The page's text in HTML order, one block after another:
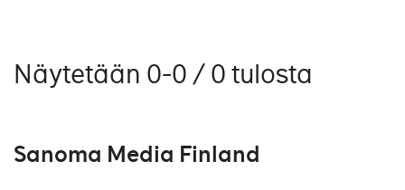
Näytetään 0-0 / 0 tulosta
Sanoma Media Finland